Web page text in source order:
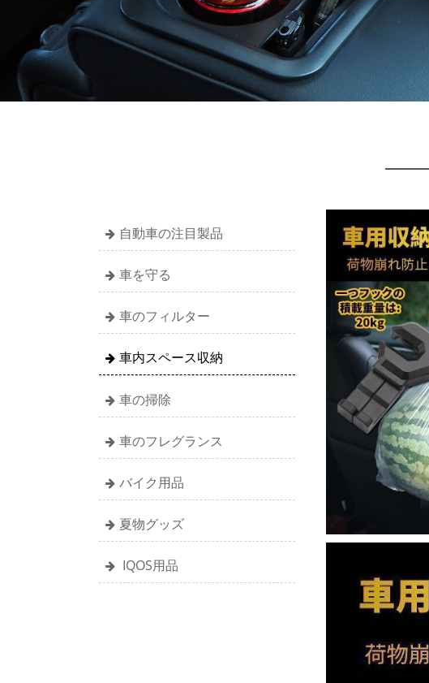
自動車の注目製品
車を守る
車のフィルター
車内スペース収納
車の掃除
車のフレグランス
バイク用品
夏物グッズ
IQOS用品